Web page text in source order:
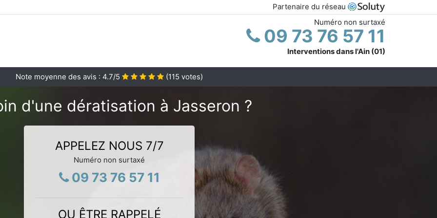
Partenaire du réseau
Numéro non surtaxé
09 73 76 57 11
Interventions dans l'Ain (01)
Note moyenne des avis : 4.7/5 (115 votes)
d'une dératisation à Jasseron ?
APPELEZ NOUS 7/7
Numéro non surtaxé
09 73 76 57 11
OU ÊTRE RAPPELÉ